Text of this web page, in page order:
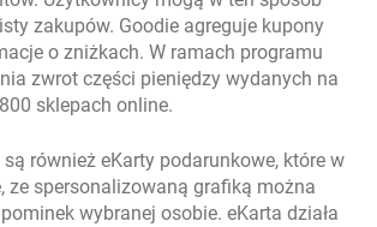
zakupów. Goodie agreguje kupony
o zniżkach. W ramach programu
zwrot części pieniędzy wydanych na
sklepach online.
również eKarty podarunkowe, które w
ze spersonalizowaną grafiką można
wybranej osobie. eKarta działa